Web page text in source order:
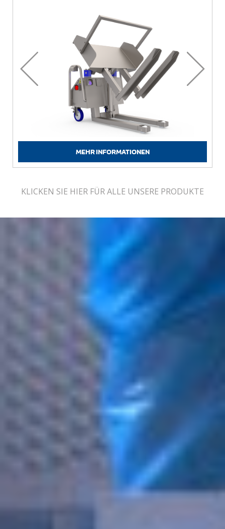
MEHR INFORMATIONEN
KLICKEN SIE HIER FÜR ALLE UNSERE PRODUKTE